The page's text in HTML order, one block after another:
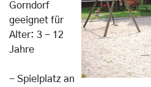
Gorndorf
geeignet für
Alter: 3 - 12
Jahre
- Spielplatz an